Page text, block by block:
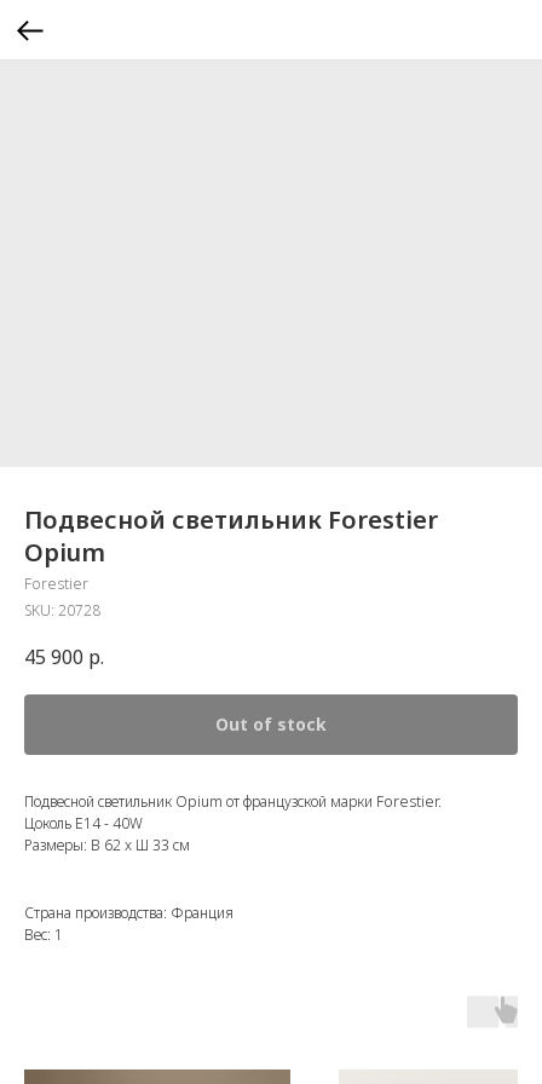
Подвесной светильник Forestier
Opium
Forestier
SKU: 20728
45 900 р.
Out of stock
Подвесной светильник Opium от французской марки Forestier.
Цоколь Е14 - 40W
Размеры: В 62 x Ш 33 см
Страна производства: Франция
Вес: 1